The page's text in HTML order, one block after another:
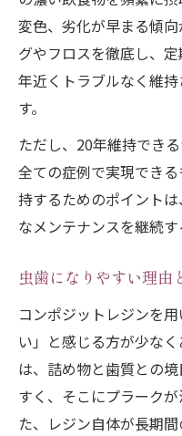
変色、劣化が早まる傾
グやフロスを徹底し、
年近くトラブルなく維
す。
ただし、20年維持でき
全ての症例で実現でき
持するためのポイント
なメンテナンスを継続す
虫歯になりやすい理由
コンポジットレジンを
い」と感じる方が少な
は、詰め物と歯質との
すく、そこにプラーク
た、レジン自体が長期